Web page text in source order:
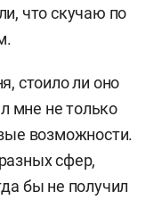
что скучаю по
стоило ли оно
мне не только
возможности.
сфер,
бы не получил